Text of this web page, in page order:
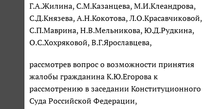
Г.А.Жилина, С.М.Казанцева, М.И.Клеандрова,
С.Д.Князева, А.Н.Кокотова, Л.О.Красавчиковой,
С.П.Маврина, Н.В.Мельникова, Ю.Д.Рудкина,
О.С.Хохряковой, В.Г.Ярославцева,
рассмотрев вопрос о возможности принятия
жалобы гражданина К.Ю.Егорова к
рассмотрению в заседании Конституционного
Суда Российской Федерации,